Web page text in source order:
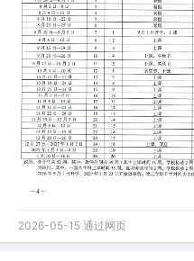
2026-05-15 通过网页